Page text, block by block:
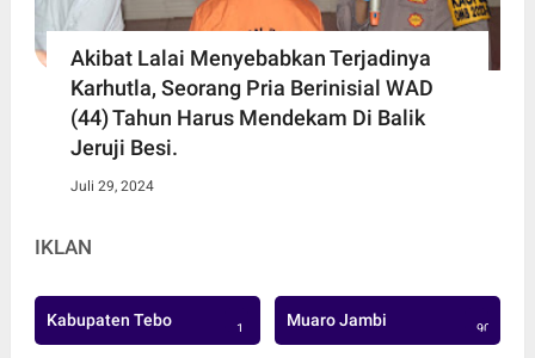
Akibat Lalai Menyebabkan Terjadinya
Karhutla, Seorang Pria Berinisial WAD
(44) Tahun Harus Mendekam Di Balik
Jeruji Besi.
Juli 29, 2024
IKLAN
Kabupaten Tebo 1 Muaro Jambi 906